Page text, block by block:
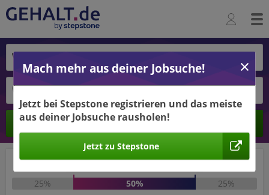
Ergebnisse verbessern -
jetzt Ort hinzufügen!
Berechnen
2.890 € 4.231 €
25% 50%
25%
Mach mehr aus deiner Jobsuche!
Jetzt bei Stepstone registrieren und das meiste
aus deiner Jobsuche rausholen!
Jetzt zu Stepstone